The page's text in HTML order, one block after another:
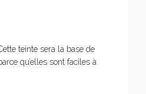
Cette teinte sera la base de
qu’elles sont faciles à